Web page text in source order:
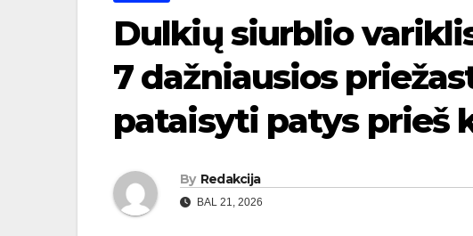
Dulkių siurblio
7 dažniausios
pataisyti patys prieš
By Redakcija
BAL 21, 2026